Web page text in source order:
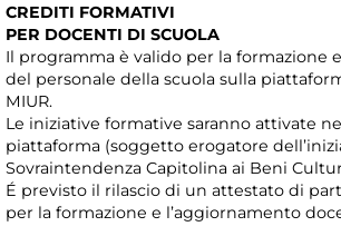
CREDITI FORMATIVI
PER DOCENTI DI SCUOLA
Il programma è valido per la formazione
del personale della scuola sulla
MIUR.
Le iniziative formative saranno attivate
piattaforma (soggetto erogatore
Sovraintendenza Capitolina ai Beni
É previsto il rilascio di un attestato di
per la formazione e l’aggiornamento